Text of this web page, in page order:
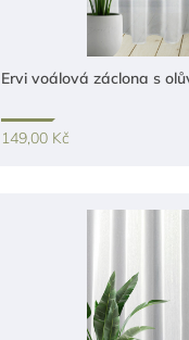
Ervi voálová záclona s
149,00 Kč